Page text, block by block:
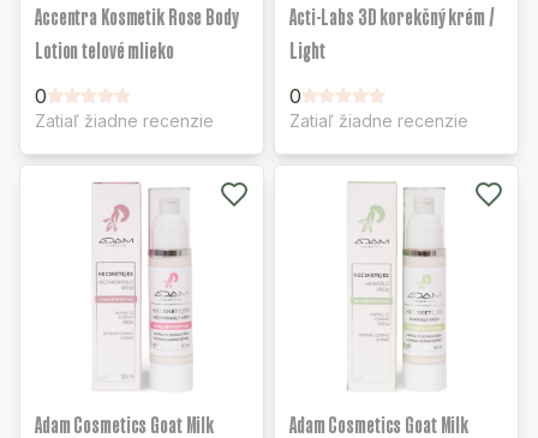
Accentra Kosmetik Rose Body
Lotion telové mlieko
0
Zatiaľ žiadne recenzie
Acti-Labs 3D korekčný krém /
Light
0
Zatiaľ žiadne recenzie
Adam Cosmetics Goat Milk
Adam Cosmetics Goat Milk